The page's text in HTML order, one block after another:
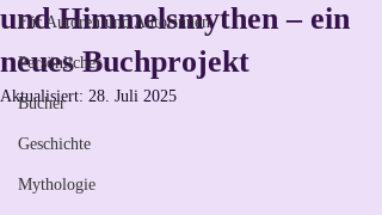
Für Autoren und Autorinnen
Persönliches
Bücher
Geschichte
Mythologie
und Himmelsmythen – ein
neues Buchprojekt
Aktualisiert: 28. Juli 2025